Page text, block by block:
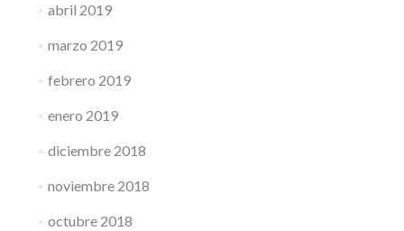
abril 2019
marzo 2019
febrero 2019
enero 2019
diciembre 2018
noviembre 2018
octubre 2018